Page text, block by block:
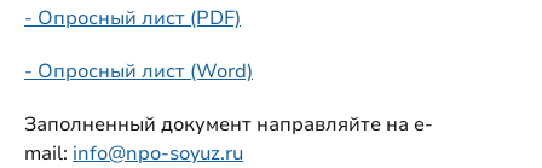
- Опросный лист (PDF)
- Опросный лист (Word)
Заполненный документ направляйте на e-
mail: info@npo-soyuz.ru